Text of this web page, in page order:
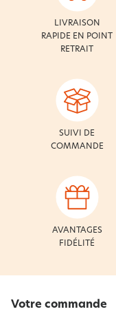
LIVRAISON
RAPIDE EN POINT
RETRAIT
SUIVI DE
COMMANDE
AVANTAGES
FIDÉLITÉ
Votre commande